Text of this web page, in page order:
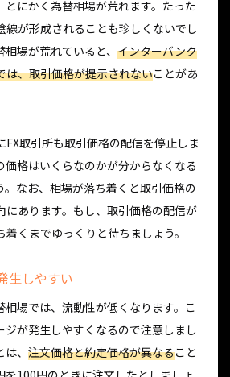
とにかく為替相場が荒れます。たった
線が形成されることも珍しくないでし
場が荒れていると、 インターバンク
は、取引価格が提示されないことがあ
FX取引所も取引価格の配信を停止しま
価格はいくらなのかが分からなくなる
。なお、相場が落ち着くと取引価格の
にあります。もし、取引価格の配信が
くまでゆっくりと待ちましょう。
生しやすい
相場では、流動性が低くなります。こ
ジが発生しやすくなるので注意しまし
、 注文価格と約定価格が異なること